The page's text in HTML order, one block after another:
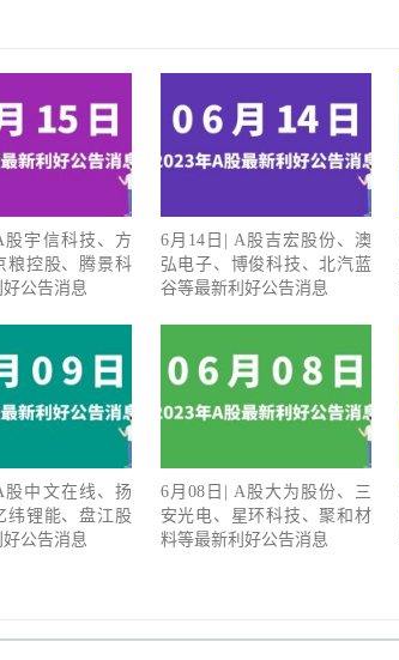
股宇信科技、方
粮控股、腾景科
公告消息
6月14日| A股吉宏股份、澳
弘电子、博俊科技、北汽蓝
谷等最新利好公告消息
股中文在线、扬
纬锂能、盘江股
公告消息
6月08日| A股大为股份、三
安光电、星环科技、聚和材
料等最新利好公告消息